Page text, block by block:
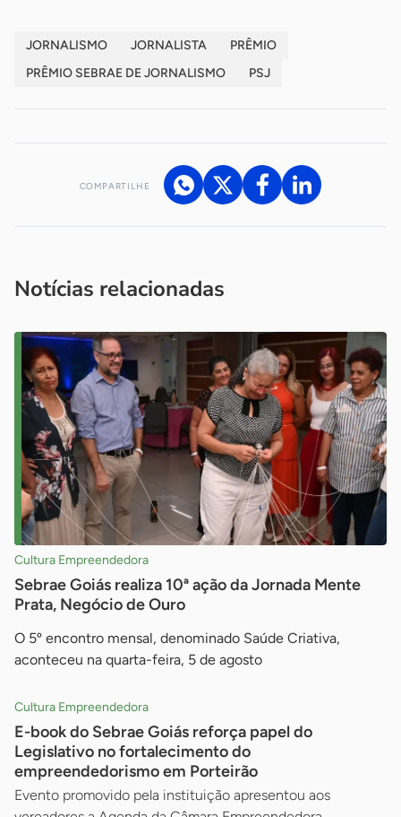
JORNALISMO JORNALISTA
PRÊMIO
PRÊMIO SEBRAE DE JORNALISMO
PSJ
COMPARTILHE
Notícias relacionadas
Cultura Empreendedora
Sebrae Goiás realiza 10ª ação da Jornada Mente
Prata, Negócio de Ouro
O 5º encontro mensal, denominado Saúde Criativa,
aconteceu na quarta-feira, 5 de agosto
Cultura Empreendedora
E-book do Sebrae Goiás reforça papel do
Legislativo no fortalecimento do
empreendedorismo em Porteirão
Evento promovido pela instituição apresentou aos